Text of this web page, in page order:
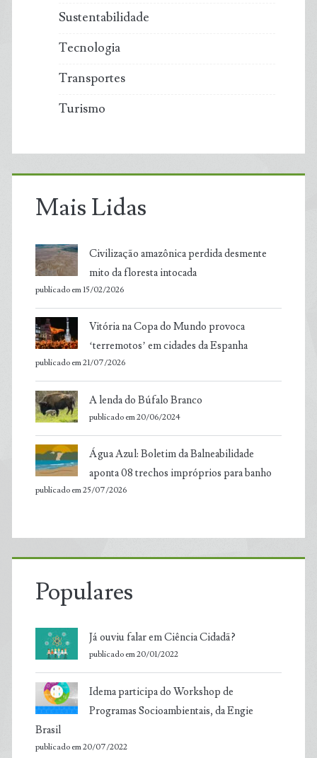
Sustentabilidade
Tecnologia
Transportes
Turismo
Mais Lidas
Civilização amazônica perdida desmente
mito da floresta intocada
publicado em 15/02/2026
Vitória na Copa do Mundo provoca
‘terremotos’ em cidades da Espanha
publicado em 21/07/2026
A lenda do Búfalo Branco
publicado em 20/06/2024
Água Azul: Boletim da Balneabilidade
aponta 08 trechos impróprios para banho
publicado em 25/07/2026
Populares
Já ouviu falar em Ciência Cidadã?
publicado em 20/01/2022
Idema participa do Workshop de
Programas Socioambientais, da Engie
Brasil
publicado em 20/07/2022